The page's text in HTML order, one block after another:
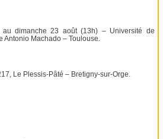
dimanche 23 août (13h) – Université de
Antonio Machado – Toulouse.
Le Plessis-Pâté – Bretigny-sur-Orge.